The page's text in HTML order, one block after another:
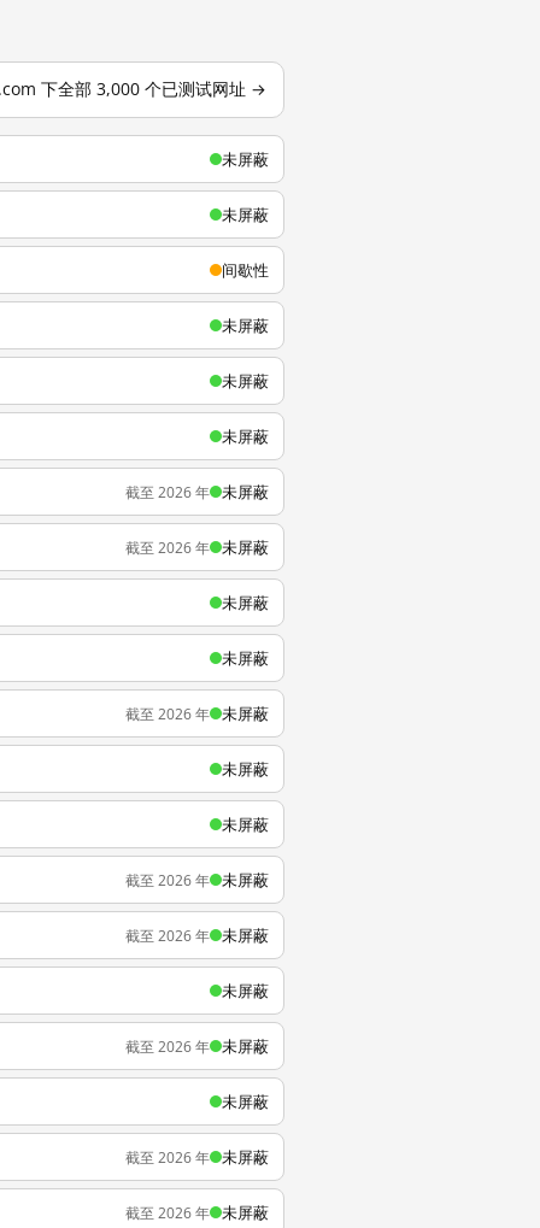
下全部 3,000 个已测试网址 →
未屏蔽
未屏蔽
间歇性
未屏蔽
未屏蔽
未屏蔽
截至 2026 年 未屏蔽
截至 2026 年 未屏蔽
未屏蔽
未屏蔽
截至 2026 年 未屏蔽
未屏蔽
未屏蔽
截至 2026 年 未屏蔽
截至 2026 年 未屏蔽
未屏蔽
截至 2026 年 未屏蔽
未屏蔽
截至 2026 年 未屏蔽
截至 2026 年 未屏蔽